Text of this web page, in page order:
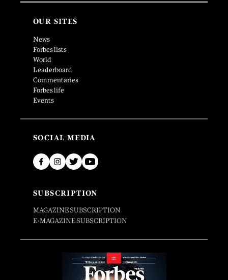
OUR SITES
News
Forbes lists
World
Leaderboard
Commentaries
Forbes life
Events
SOCIAL MEDIA
SUBSCRIPTION
MAGAZINE SUBSCRIPTION
E-MAGAZINE SUBSCRIPTION